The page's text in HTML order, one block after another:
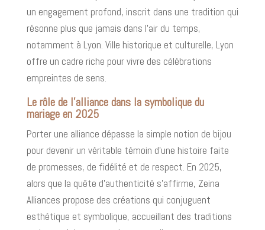
un engagement profond, inscrit dans une tradition qui
résonne plus que jamais dans l’air du temps,
notamment à Lyon. Ville historique et culturelle, Lyon
offre un cadre riche pour vivre des célébrations
empreintes de sens.
Le rôle de l’alliance dans la symbolique du
mariage en 2025
Porter une alliance dépasse la simple notion de bijou
pour devenir un véritable témoin d’une histoire faite
de promesses, de fidélité et de respect. En 2025,
alors que la quête d’authenticité s’affirme, Zeina
Alliances propose des créations qui conjuguent
esthétique et symbolique, accueillant des traditions